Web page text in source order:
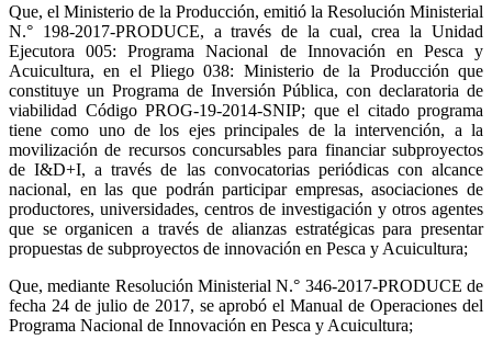
Que, el Ministerio de la Producción, emitió la Resolución Ministerial
N.° 198-2017-PRODUCE, a través de la cual, crea la Unidad
Ejecutora 005: Programa Nacional de Innovación en Pesca y
Acuicultura, en el Pliego 038: Ministerio de la Producción que
constituye un Programa de Inversión Pública, con declaratoria de
viabilidad Código PROG-19-2014-SNIP; que el citado programa
tiene como uno de los ejes principales de la intervención, a la
movilización de recursos concursables para financiar subproyectos
de I&D+I, a través de las convocatorias periódicas con alcance
nacional, en las que podrán participar empresas, asociaciones de
productores, universidades, centros de investigación y otros agentes
que se organicen a través de alianzas estratégicas para presentar
propuestas de subproyectos de innovación en Pesca y Acuicultura;
Que, mediante Resolución Ministerial N.° 346-2017-PRODUCE de
fecha 24 de julio de 2017, se aprobó el Manual de Operaciones del
Programa Nacional de Innovación en Pesca y Acuicultura;